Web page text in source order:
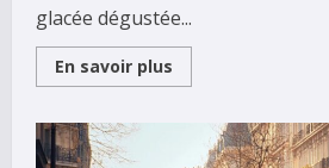
glacée dégustée...
En savoir plus
more